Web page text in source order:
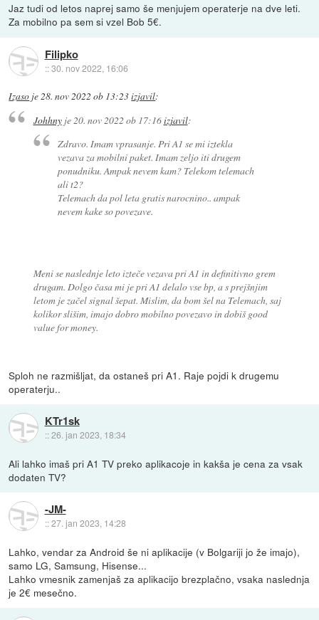
Jaz tudi od letos naprej samo še menjujem operaterje na dve leti.
Za mobilno pa sem si vzel Bob 5€.
Filipko
::30. nov 2022, 16:06
Izaso je28. nov 2022 ob 13:23izjavil:
Johhnyje20. nov 2022 ob 17:16izjavil:
Zdravo. Imam vprasanje. Pri A1 se mi iztekla
vezava za mobilni paket. Imam zeljo iti drugem
ponudniku. Ampak nevem kam? Telekom telemach
ali t2?
Telemach da pol leta gratis narocnino.. ampak
nevem kake so povezave.
Meni se naslednje leto izteče vezava pri A1 in definitivno grem
drugam. Dolgo časa mi je pri A1 delalo vse bp, a s prejšnjim
letom je začel signal šepat. Mislim, da bom šel na Telemach, saj
kolikor slišim, imajo dobro mobilno povezavo in dobiš good
value for money.
Sploh ne razmišljat, da ostaneš pri A1. Raje pojdi k drugemu
operaterju..
KTr1sk
::26. jan 2023, 18:34
Ali lahko imaš pri A1 TV preko aplikacoje in kakša je cena za vsak
dodaten TV?
-JM-
::27. jan 2023, 14:28
Lahko, vendar za Android še ni aplikacije (v Bolgariji jo že imajo),
samo LG, Samsung, Hisense...
Lahko vmesnik zamenjaš za aplikacijo brezplačno, vsaka naslednja
je 2€ mesečno.